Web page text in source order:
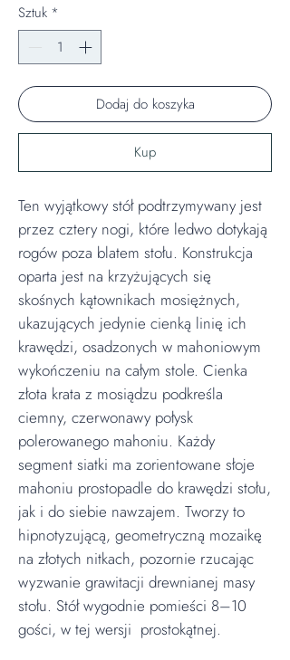
Sztuk *
Dodaj do koszyka
Kup
Ten wyjątkowy stół podtrzymywany jest
przez cztery nogi, które ledwo dotykają
rogów poza blatem stołu. Konstrukcja
oparta jest na krzyżujących się
skośnych kątownikach mosiężnych,
ukazujących jedynie cienką linię ich
krawędzi, osadzonych w mahoniowym
wykończeniu na całym stole. Cienka
złota krata z mosiądzu podkreśla
ciemny, czerwonawy połysk
polerowanego mahoniu. Każdy
segment siatki ma zorientowane słoje
mahoniu prostopadle do krawędzi stołu,
jak i do siebie nawzajem. Tworzy to
hipnotyzującą, geometryczną mozaikę
na złotych nitkach, pozornie rzucając
wyzwanie grawitacji drewnianej masy
stołu. Stół wygodnie pomieści 8–10
gości, w tej wersji prostokątnej.